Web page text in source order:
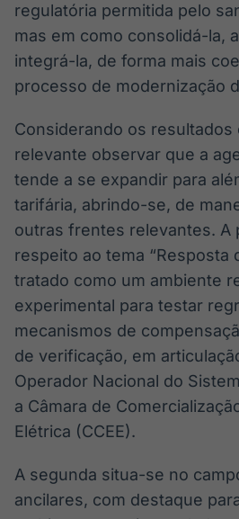
regulatória permitida pelo
mas em como consolidá-la,
integrá-la, de forma mais
processo de modernização
Considerando os resultados
relevante observar que a
tende a se expandir para
tarifária, abrindo-se, de
outras frentes relevantes. A
respeito ao tema “Resposta
tratado como um ambiente
experimental para testar
mecanismos de
de verificação, em
Operador Nacional do
a Câmara de
Elétrica (CCEE).
A segunda situa-se no
ancilares, com destaque